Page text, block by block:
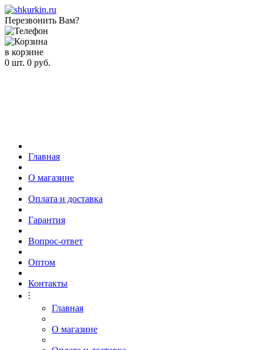
Перезвонить Вам?
в корзине
0 шт. 0 руб.
Главная
О магазине
Оплата и доставка
Гарантия
Вопрос-ответ
Оптом
Контакты
⫶
Главная
О магазине